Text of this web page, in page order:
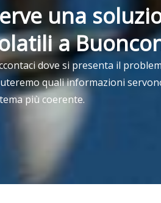
una
a
dove si presenta il
quali informazioni
più coerente.